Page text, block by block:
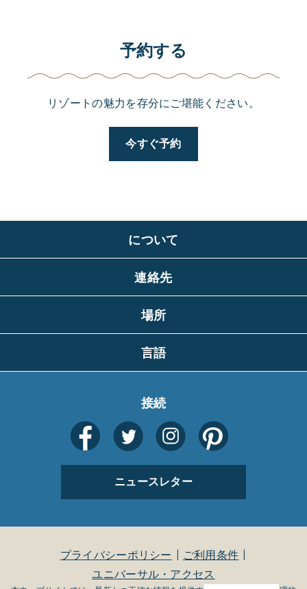
予約する
リゾートの魅力を存分にご堪能ください。
今すぐ予約
について
連絡先
場所
言語
接続
ニュースレター
プライバシーポリシー
ご利用条件
ユニバーサル・アクセス